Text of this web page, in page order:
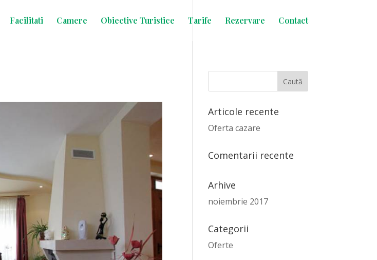
Facilitati Camere Obiective Turistice Tarife Rezervare Contact
Articole recente
Oferta cazare
Comentarii recente
Arhive
noiembrie 2017
Categorii
Oferte